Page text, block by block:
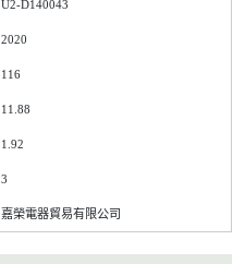
U2-D140043
2020
116
11.88
1.92
3
嘉榮電器貿易有限公司